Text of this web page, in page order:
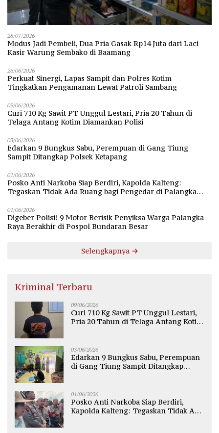
28/07/2026
Modus Jadi Pembeli, Dua Pria Gasak Rp14 Juta dari Laci
Kasir Warung Sembako di Baamang
26/06/2026
Perkuat Sinergi, Lapas Sampit dan Polres Kotim
Tingkatkan Pengamanan Lewat Patroli Sambang
09/06/2026
Curi 710 Kg Sawit PT Unggul Lestari, Pria 20 Tahun di
Telaga Antang Kotim Diamankan Polisi
03/06/2026
Edarkan 9 Bungkus Sabu, Perempuan di Gang Tiung
Sampit Ditangkap Polsek Ketapang
01/06/2026
Posko Anti Narkoba Siap Berdiri, Kapolda Kalteng:
Tegaskan Tidak Ada Ruang bagi Pengedar di Palangka
01/06/2026
Digeber Polisi! 9 Motor Berisik Penyiksa Warga Palangka
Raya Berakhir di Pospol Bundaran Besar
Selengkapnya
Kriminal Terbaru
09/06/2026
Curi 710 Kg Sawit PT Unggul Lestari,
Pria 20 Tahun di Telaga Antang Kotim
03/06/2026
Edarkan 9 Bungkus Sabu, Perempuan
di Gang Tiung Sampit Ditangkap
01/06/2026
Posko Anti Narkoba Siap Berdiri,
Kapolda Kalteng: Tegaskan Tidak Ada